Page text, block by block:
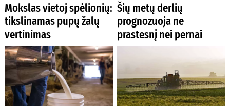
Mokslas vietoj spėlionių:
tikslinamas pupų žalų
vertinimas
Šių metų derlių
prognozuoja ne
prastesnį nei pernai